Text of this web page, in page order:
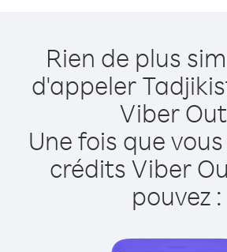
Rien de plus
d'appeler
Viber
Une fois que
crédits Viber
pouvez :